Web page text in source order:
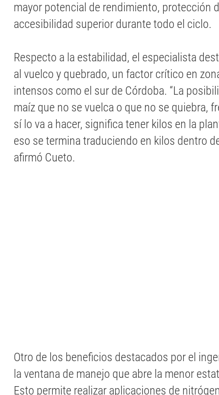
mayor potencial de rendimiento, protección
accesibilidad superior durante todo el ciclo.
Respecto a la estabilidad, el especialista
al vuelco y quebrado, un factor crítico en
intensos como el sur de Córdoba. “La
maíz que no se vuelca o que no se quiebra,
sí lo va a hacer, significa tener kilos en la
eso se termina traduciendo en kilos dentro
afirmó Cueto.
Otro de los beneficios destacados por el
la ventana de manejo que abre la menor
Esto permite realizar aplicaciones de